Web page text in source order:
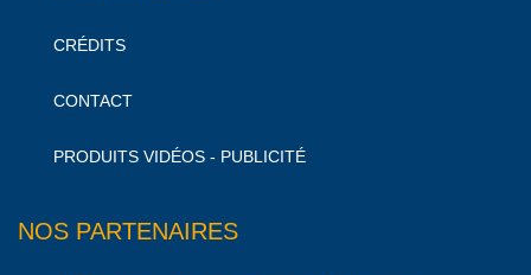
CRÉDITS
CONTACT
PRODUITS VIDÉOS - PUBLICITÉ
NOS PARTENAIRES